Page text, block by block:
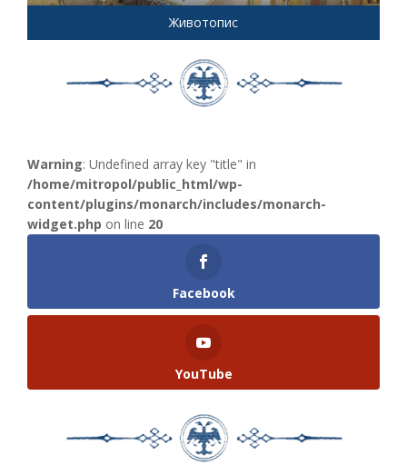
Животопис
Warning: Undefined array key "title" in
/home/mitropol/public_html/wp-
content/plugins/monarch/includes/monarch-
widget.php on line 20
Facebook
YouTube